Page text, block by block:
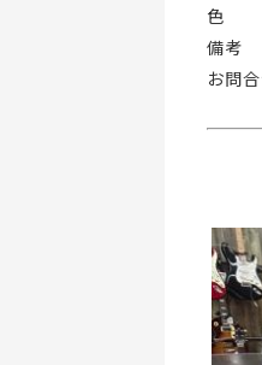
色
備考
お問